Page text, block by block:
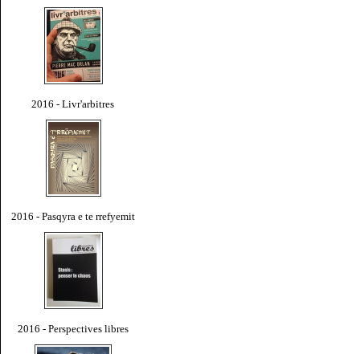
2016 - Livr'arbitres
2016 - Pasqyra e te rrefyemit
2016 - Perspectives libres